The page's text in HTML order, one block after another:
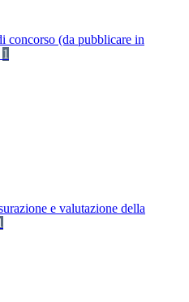
concorso (da pubblicare in
1
e valutazione della